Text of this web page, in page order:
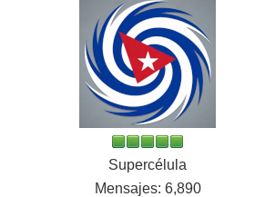
Supercélula
Mensajes: 6,890